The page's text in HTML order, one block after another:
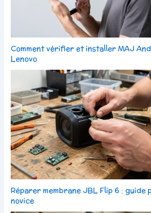
Comment vérifier et installer MAJ
Lenovo
Réparer membrane JBL Flip 6 : guide
novice